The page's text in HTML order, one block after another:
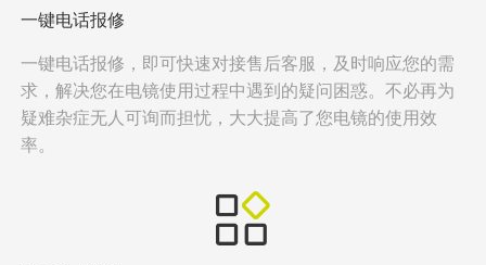
一键电话报修
一键电话报修，即可快速对接售后客服，及时响应您的需
求，解决您在电镜使用过程中遇到的疑问困惑。不必再为
疑难杂症无人可询而担忧，大大提高了您电镜的使用效
率。